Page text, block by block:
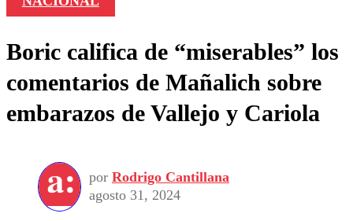
Boric califica de “miserables” los
comentarios de Mañalich sobre
embarazos de Vallejo y Cariola
por Rodrigo Cantillana
agosto 31, 2024